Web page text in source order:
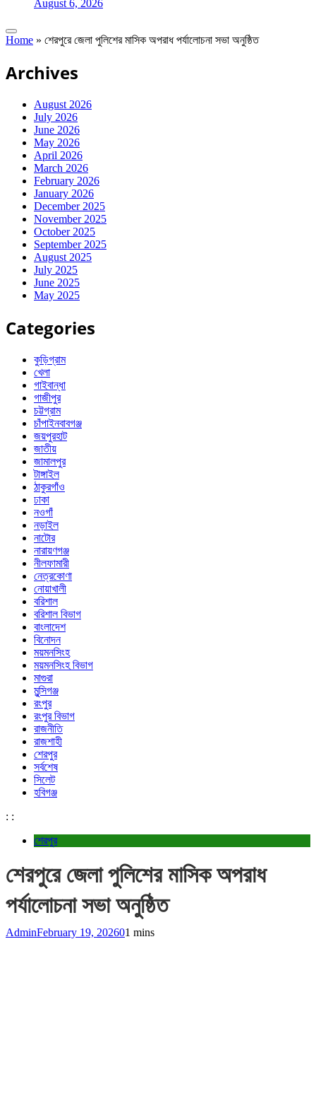
August 6, 2026
Home » শেরপুরে জেলা পুলিশের মাসিক অপরাধ পর্যালোচনা সভা অনুষ্ঠিত
Archives
August 2026
July 2026
June 2026
May 2026
April 2026
March 2026
February 2026
January 2026
December 2025
November 2025
October 2025
September 2025
August 2025
July 2025
June 2025
May 2025
Categories
কুড়িগ্রাম
খেলা
গাইবান্ধা
গাজীপুর
চট্টগ্রাম
চাঁপাইনবাবগঞ্জ
জয়পুরহাট
জাতীয়
জামালপুর
টাঙ্গাইল
ঠাকুরগাঁও
ঢাকা
নওগাঁ
নড়াইল
নাটোর
নারায়ণগঞ্জ
নীলফামারী
নেত্রকোণা
নোয়াখালী
বরিশাল
বরিশাল বিভাগ
বাংলাদেশ
বিনোদন
ময়মনসিংহ
ময়মনসিংহ বিভাগ
মাগুরা
মুন্সিগঞ্জ
রংপুর
রংপুর বিভাগ
রাজনীতি
রাজশাহী
শেরপুর
সর্বশেষ
সিলেট
হবিগঞ্জ
: :
শেরপুর
শেরপুরে জেলা পুলিশের মাসিক অপরাধ
পর্যালোচনা সভা অনুষ্ঠিত
AdminFebruary 19, 202601 mins